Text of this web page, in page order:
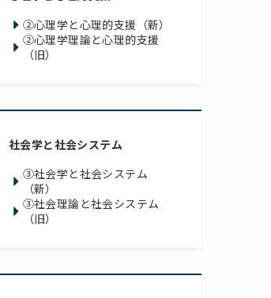
②心理学と心理的支援（新）
②心理学理論と心理的支援
（旧）
社会学と社会システム
③社会学と社会システム
（新）
③社会理論と社会システム
（旧）